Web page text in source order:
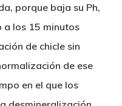
porque baja su Ph,
a los 15 minutos
de chicle sin
de ese
en el que los